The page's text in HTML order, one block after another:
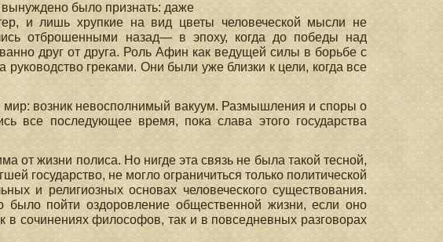
вынуждено было признать: даже
и лишь хрупкие на вид цветы человеческой мысли не
отброшенными назад— в эпоху, когда до победы над
друг от друга. Роль Афин как ведущей силы в борьбе с
греками. Они были уже близки к цели, когда все
мир: возник невосполнимый вакуум. Размышления и споры о
все последующее время, пока слава этого государства
от жизни полиса. Но нигде эта связь не была такой тесной,
государство, не могло ограничиться только политической
и религиозных основах человеческого существования.
было пойти оздоровление общественной жизни, если оно
сочинениях философов, так и в повседневных разговорах